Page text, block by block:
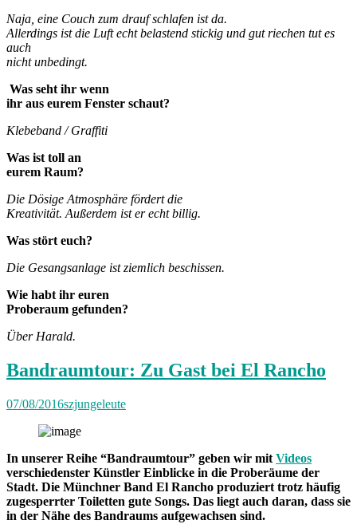
Naja, eine Couch zum drauf schlafen ist da.
Allerdings ist die Luft echt belastend stickig und gut riechen tut es
auch
nicht unbedingt.
Was seht ihr wenn
ihr aus eurem Fenster schaut?
Klebeband / Graffiti
Was ist toll an
eurem Raum?
Die Dösige Atmosphäre fördert die
Kreativität. Außerdem ist er echt billig.
Was stört euch?
Die Gesangsanlage ist ziemlich beschissen.
Wie habt ihr euren
Proberaum gefunden?
Über Harald.
Bandraumtour: Zu Gast bei El Rancho
07/08/2016szjungeleute
In unserer Reihe “Bandraumtour” geben wir mit Videos
verschiedenster Künstler Einblicke in die Proberäume der
Stadt. Die Münchner Band El Rancho produziert trotz häufig
zugesperrter Toiletten gute Songs. Das liegt auch daran, dass sie
in der Nähe des Bandraums aufgewachsen sind.